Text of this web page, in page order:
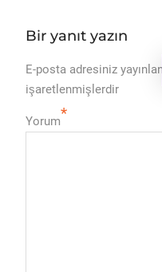
Bir yanıt yazın
E-posta adresiniz
işaretlenmişlerdir
Yorum*